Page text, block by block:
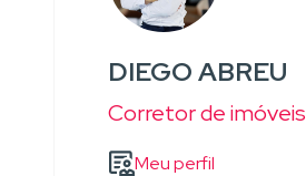
DIEGO ABREU
Corretor de imóveis
Meu perfil